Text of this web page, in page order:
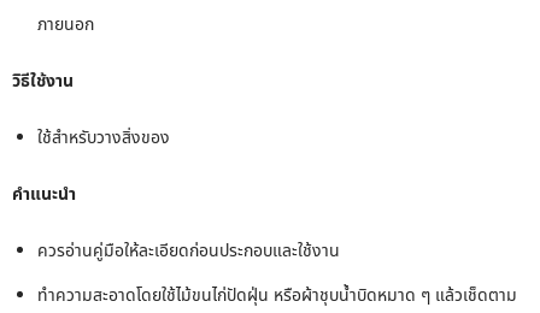
ภายนอก
วิธีใช้งาน
ใช้สำหรับวางสิ่งของ
คำแนะนำ
ควรอ่านคู่มือให้ละเอียดก่อนประกอบและใช้งาน
ทำความสะอาดโดยใช้ไม้ขนไก่ปัดฝุ่น หรือผ้าชุบน้ำบิดหมาด ๆ แล้วเช็ดตาม